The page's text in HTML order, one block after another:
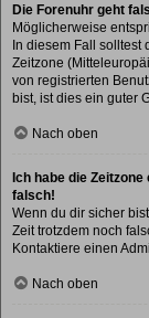
Die Forenuhr geht
Möglicherweise
In diesem Fall solltest
Zeitzone
von registrierten
bist, ist dies ein guter
Nach oben
Ich habe die
falsch!
Wenn du dir sicher
Zeit trotzdem noch
Kontaktiere einen
Nach oben